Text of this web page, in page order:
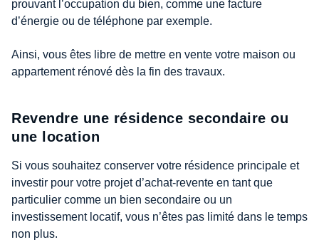
prouvant l’occupation du bien, comme une facture
d’énergie ou de téléphone par exemple.
Ainsi, vous êtes libre de mettre en vente votre maison ou
appartement rénové dès la fin des travaux.
Revendre une résidence secondaire ou
une location
Si vous souhaitez conserver votre résidence principale et
investir pour votre projet d’achat-revente en tant que
particulier comme un bien secondaire ou un
investissement locatif, vous n’êtes pas limité dans le temps
non plus.